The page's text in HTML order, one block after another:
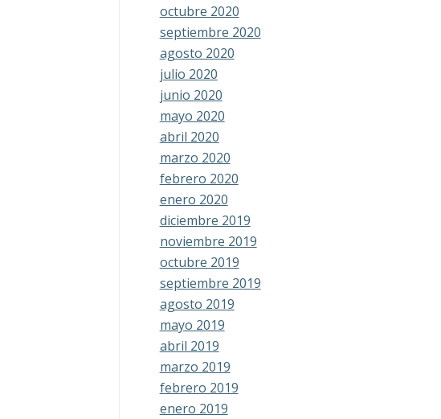
octubre 2020
septiembre 2020
agosto 2020
julio 2020
junio 2020
mayo 2020
abril 2020
marzo 2020
febrero 2020
enero 2020
diciembre 2019
noviembre 2019
octubre 2019
septiembre 2019
agosto 2019
mayo 2019
abril 2019
marzo 2019
febrero 2019
enero 2019